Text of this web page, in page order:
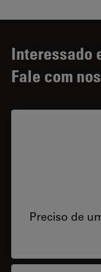
Interessado
Fale com
Preciso de